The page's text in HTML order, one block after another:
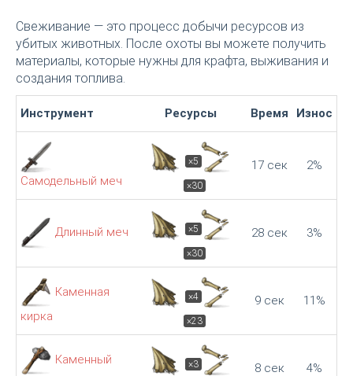
Свеживание — это процесс добычи ресурсов из
убитых животных. После охоты вы можете получить
материалы, которые нужны для крафта, выживания и
создания топлива.
Инструмент Ресурсы Время Износ
Самодельный меч
×5
×30
17 сек 2%
Длинный меч ×5
×30
28 сек 3%
Каменная
кирка
×4
×23
9 сек 11%
Каменный
×3 8 сек 4%